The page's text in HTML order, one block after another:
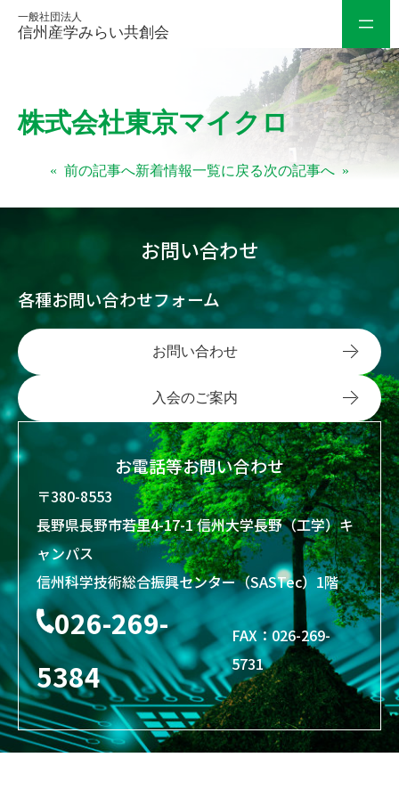
容
ス
キ
プ
一般社団法人
信州産学みらい共創会
株式会社東京マイクロ
« 前の記事へ新着情報一覧に戻る次の記事へ »
お問い合わせ
各種お問い合わせフォーム
お問い合わせ
入会のご案内
お電話等お問い合わせ
〒380-8553
長野県長野市若里4-17-1 信州大学長野（工学）キ
ャンパス
信州科学技術総合振興センター（SASTec）1階
026-269-
5384
FAX：026-269-
5731